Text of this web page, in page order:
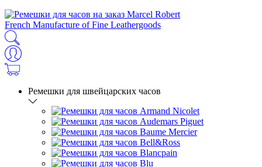
French Manufacture of Fine Leathergoods
Ремешки для швейцарских часов